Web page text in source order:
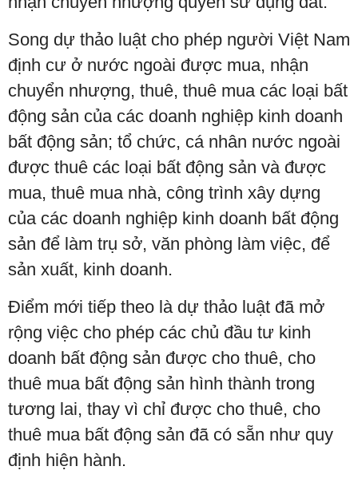
Song dự thảo luật cho phép người Việt Nam
định cư ở nước ngoài được mua, nhận
chuyển nhượng, thuê, thuê mua các loại bất
động sản của các doanh nghiệp kinh doanh
bất động sản; tổ chức, cá nhân nước ngoài
được thuê các loại bất động sản và được
mua, thuê mua nhà, công trình xây dựng
của các doanh nghiệp kinh doanh bất động
sản để làm trụ sở, văn phòng làm việc, để
sản xuất, kinh doanh.
Điểm mới tiếp theo là dự thảo luật đã mở
rộng việc cho phép các chủ đầu tư kinh
doanh bất động sản được cho thuê, cho
thuê mua bất động sản hình thành trong
tương lai, thay vì chỉ được cho thuê, cho
thuê mua bất động sản đã có sẵn như quy
định hiện hành.